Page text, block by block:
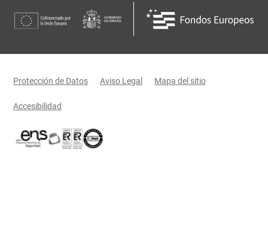
Menú legal
Protección de Datos Aviso Legal Mapa del sitio
Accesibilidad